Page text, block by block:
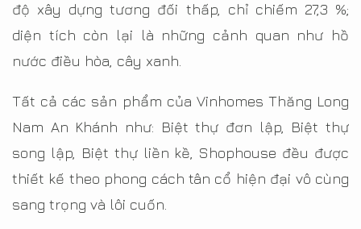
độ xây dựng tương đối thấp, chỉ chiếm 27,3 %;
diện tích còn lại là những cảnh quan như hồ
nước điều hòa, cây xanh.
Tất cả các sản phẩm của Vinhomes Thăng Long
Nam An Khánh như: Biệt thự đơn lập, Biệt thự
song lập, Biệt thự liền kề, Shophouse đều được
thiết kế theo phong cách tân cổ hiện đại vô cùng
sang trọng và lôi cuốn.